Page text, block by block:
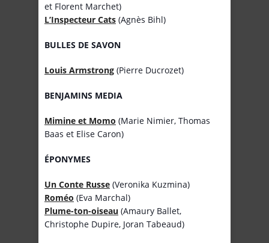
et Florent Marchet)
L’Inspecteur Cats (Agnès Bihl)
BULLES DE SAVON
Louis Armstrong (Pierre Ducrozet)
BENJAMINS MEDIA
Mimine et Momo (Marie Nimier, Thomas
Baas et Elise Caron)
ÉPONYMES
Un Conte Russe (Veronika Kuzmina)
Roméo (Eva Marchal)
Plume-ton-oiseau (Amaury Ballet,
Christophe Dupire, Joran Tabeaud)